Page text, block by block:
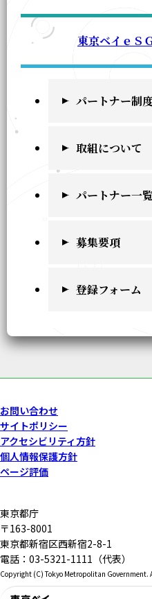
東京ベイｅＳ
パートナー制
取組について
パートナー一覧
募集要項
登録フォーム
お問い合わせ
サイトポリシー
アクセシビリティ方針
個人情報保護方針
ページ評価
東京都庁
〒163-8001
東京都新宿区西新宿2-8-1
電話：03-5321-1111（代表）
Copyright (C) Tokyo Metropolitan Government.